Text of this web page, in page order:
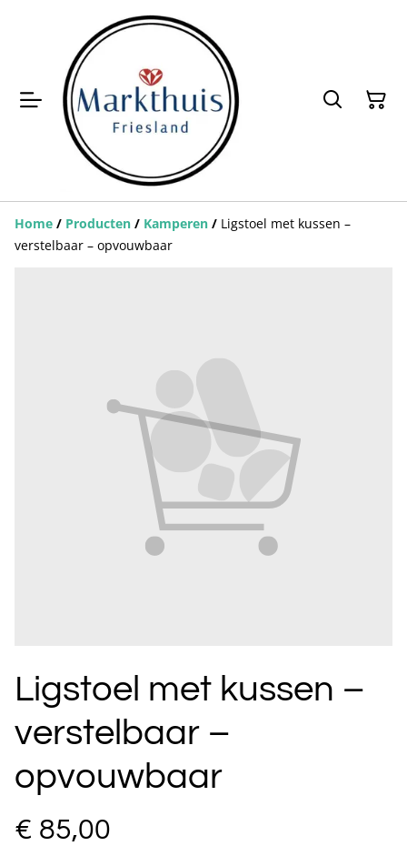
Home / Producten / Kamperen / Ligstoel met kussen –
verstelbaar – opvouwbaar
Ligstoel met kussen –
verstelbaar –
opvouwbaar
€ 85,00